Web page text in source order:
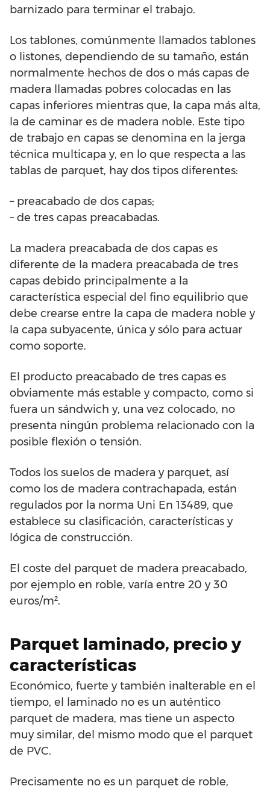
barnizado para terminar el trabajo.
Los tablones, comúnmente llamados tablones
o listones, dependiendo de su tamaño, están
normalmente hechos de dos o más capas de
madera llamadas pobres colocadas en las
capas inferiores mientras que, la capa más alta,
la de caminar es de madera noble. Este tipo
de trabajo en capas se denomina en la jerga
técnica multicapa y, en lo que respecta a las
tablas de parquet, hay dos tipos diferentes:
– preacabado de dos capas;
– de tres capas preacabadas.
La madera preacabada de dos capas es
diferente de la madera preacabada de tres
capas debido principalmente a la
característica especial del fino equilibrio que
debe crearse entre la capa de madera noble y
la capa subyacente, única y sólo para actuar
como soporte.
El producto preacabado de tres capas es
obviamente más estable y compacto, como si
fuera un sándwich y, una vez colocado, no
presenta ningún problema relacionado con la
posible flexión o tensión.
Todos los suelos de madera y parquet, así
como los de madera contrachapada, están
regulados por la norma Uni En 13489, que
establece su clasificación, características y
lógica de construcción.
El coste del parquet de madera preacabado,
por ejemplo en roble, varía entre 20 y 30
euros/m².
Parquet laminado, precio y
características
Económico, fuerte y también inalterable en el
tiempo, el laminado no es un auténtico
parquet de madera, mas tiene un aspecto
muy similar, del mismo modo que el parquet
de PVC.
Precisamente no es un parquet de roble,